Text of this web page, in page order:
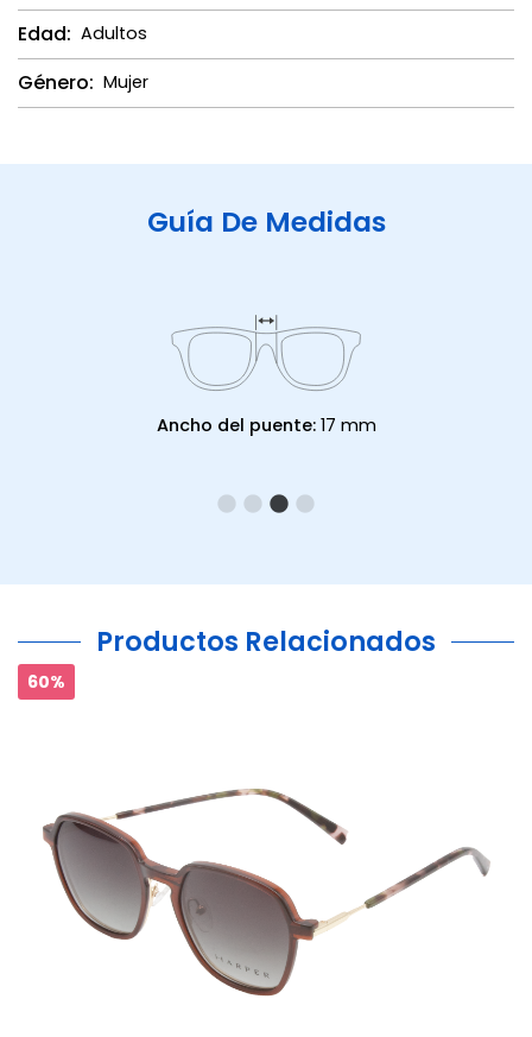
Edad: Adultos
Género: Mujer
Guía De Medidas
Ancho del puente: 17 mm
Productos Relacionados
60%